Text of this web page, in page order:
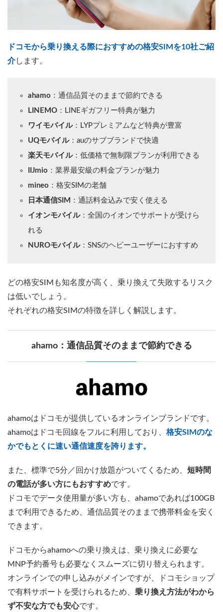
ドコモから乗り換える際におすすめの格安SIMを10社ご紹
介します。
ahamo ：通信品質そのままで節約できる
LINEMO ：LINEギガフリー特典が魅力
ワイモバイル：LYPプレミアムなど特典が豊富
UQモバイル：auのサブブランドで快適
楽天モバイル：低価格で無制限プランが利用できる
IIJmio ：業界最安級の料金プランが魅力
mineo ：格安SIMの老舗
日本通信SIM ：通話料金込みで安く使える
イオンモバイル：全国のイオンでサポートが受けら
れる
NUROモバイル：SNSのヘビーユーザーにおすすめ
どの格安SIMも知名度が高く、乗り換えて失敗するリスク
は低いでしょう。
それぞれの格安SIMの特徴を詳しく解説します。
ahamo：通信品質そのままで節約できる
ahamoはドコモが提供しているオンラインブランドです。
ahamoはドコモ回線をフルに利用しており、 格安SIMのな
かでもとくに速い通信速度を誇ります。
また、標準で5分／回かけ放題がついてくるため、 短時間
の電話が多い方にもおすすめです。
ドコモでデータ使用量が多い方も、ahamoであれば100GB
まで利用できるため、通信品質そのままで携帯料金を安く
できます。
ドコモからahamoへの乗り換えは、乗り換えに必要な
MNP予約番号も必要なくスムーズに切り替えられます。
オンラインでの申し込みがメインですが、ドコモショップ
で有料サポートを受けられるため、 乗り換え方法がわから
ず不安な方でも安心です。